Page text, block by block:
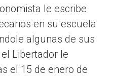
le escribe
en su escuela
algunas de sus
Libertador le
el 15 de enero de